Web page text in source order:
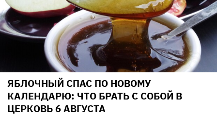
ЯБЛОЧНЫЙ СПАС ПО НОВОМУ
КАЛЕНДАРЮ: ЧТО БРАТЬ С СОБОЙ В
ЦЕРКОВЬ 6 АВГУСТА